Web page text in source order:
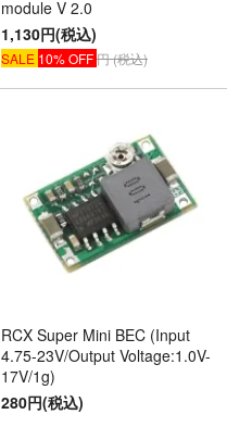
module V 2.0
1,130円(税込)
SALE 10% OFF円 (税込)
RCX Super Mini BEC (Input
4.75-23V/Output Voltage:1.0V-
17V/1g)
280円(税込)